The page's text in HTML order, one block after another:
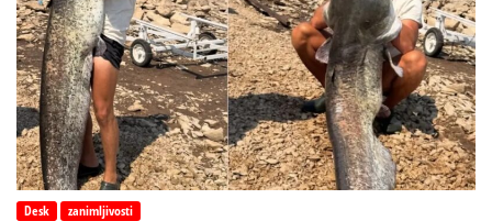
Desk zanimljivosti